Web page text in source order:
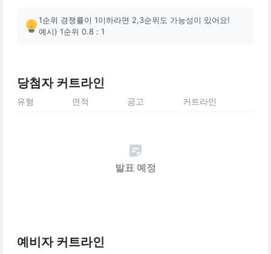
1순위 경쟁률이 1이하라면 2,3순위도 가능성이 있어요!
예시) 1순위 0.8 : 1
당첨자 커트라인
유형 면적 공고 커트라인
발표 예정
예비자 커트라인